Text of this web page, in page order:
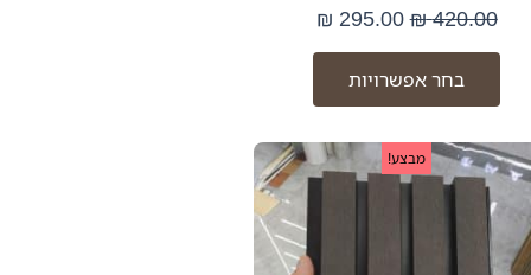
420.00
₪
295.00
₪
בחר אפשרויות
מבצע!המחיר
המקורי
המחיר
הנוכחי
הוא:
116.80 ₪.